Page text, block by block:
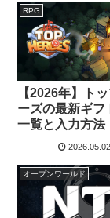
RPG
【2026年】ト
ーズの最新ギフ
一覧と入力方法
い時の確認ポイ
2026.05.02
オープンワールド